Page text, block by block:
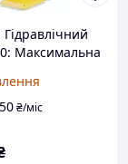
Максимальна
Заготівлі
₴/міс